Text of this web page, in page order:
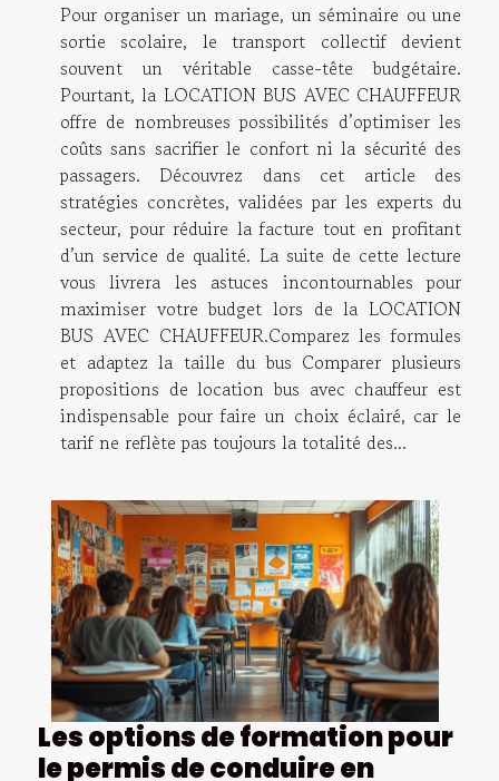
Pour organiser un mariage, un séminaire ou une
sortie scolaire, le transport collectif devient
souvent un véritable casse-tête budgétaire.
Pourtant, la LOCATION BUS AVEC CHAUFFEUR
offre de nombreuses possibilités d’optimiser les
coûts sans sacrifier le confort ni la sécurité des
passagers. Découvrez dans cet article des
stratégies concrètes, validées par les experts du
secteur, pour réduire la facture tout en profitant
d’un service de qualité. La suite de cette lecture
vous livrera les astuces incontournables pour
maximiser votre budget lors de la LOCATION
BUS AVEC CHAUFFEUR.Comparez les formules
et adaptez la taille du bus Comparer plusieurs
propositions de location bus avec chauffeur est
indispensable pour faire un choix éclairé, car le
tarif ne reflète pas toujours la totalité des...
Les options de formation pour
le permis de conduire en